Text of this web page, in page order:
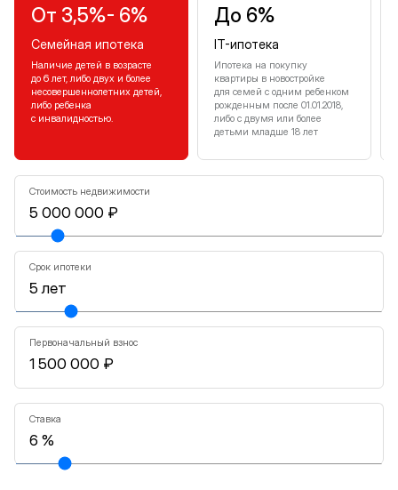
От 3,5%- 6%
Семейная ипотека
Наличие детей в возрасте
до 6 лет, либо двух и более
несовершеннолетних детей,
либо ребенка
с инвалидностью.
До 6%
IT-ипотека
Ипотека на покупку
квартиры в новостройке
для семей с одним ребенком
рожденным после 01.01.2018,
либо с двумя или более
детьми младше 18 лет
Стоимость недвижимости
Срок ипотеки
Первоначальный взнос
Ставка